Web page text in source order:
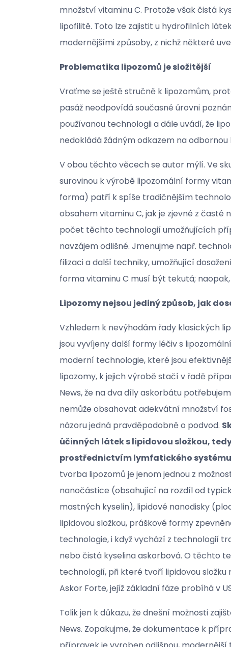
množství vitaminu C. Protože však čistá
lipofilitě. Toto lze zajistit u hydrofilních
modernějšími způsoby, z nichž některé
Problematika lipozomů je složitější
Vraťme se ještě stručně k lipozomům,
pasáž neodpovídá současné úrovni
používanou technologii a dále uvádí, že
nedokládá žádným odkazem na odbornou
V obou těchto věcech se autor mýlí. Ve
surovinou k výrobě lipozomální formy
forma) patří k spíše tradičnějším
obsahem vitaminu C, jak je zjevné z
počet těchto technologií umožňujících
navzájem odlišné. Jmenujme např.
filizaci a další techniky, umožňující
forma vitaminu C musí být tekutá;
Lipozomy nejsou jediný způsob, jak
Vzhledem k nevýhodám řady klasických
jsou vyvíjeny další formy léčiv s
moderní technologie, které jsou
lipozomy, k jejich výrobě stačí v řadě
News, že na dva díly askorbátu
nemůže obsahovat adekvátní množství
názoru jedná pravděpodobně o podvod.
účinných látek s lipidovou složkou,
prostřednictvím lymfatického
tvorba lipozomů je jenom jednou z
nanočástice (obsahující na rozdíl od
mastných kyselin), lipidové nanodisky
lipidovou složkou, práškové formy
technologie, i když vychází z technologií
nebo čistá kyselina askorbová. O těchto
technologií, při které tvoří lipidovou
Askor Forte, jejíž základní fáze probíhá v
Tolik jen k důkazu, že dnešní možnosti
News. Zopakujme, že dokumentace k